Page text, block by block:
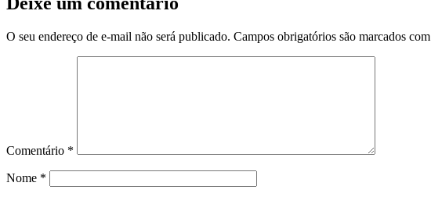
O seu endereço de e-mail não será publicado. Campos obrigatórios são marcados com
Comentário *
Nome *